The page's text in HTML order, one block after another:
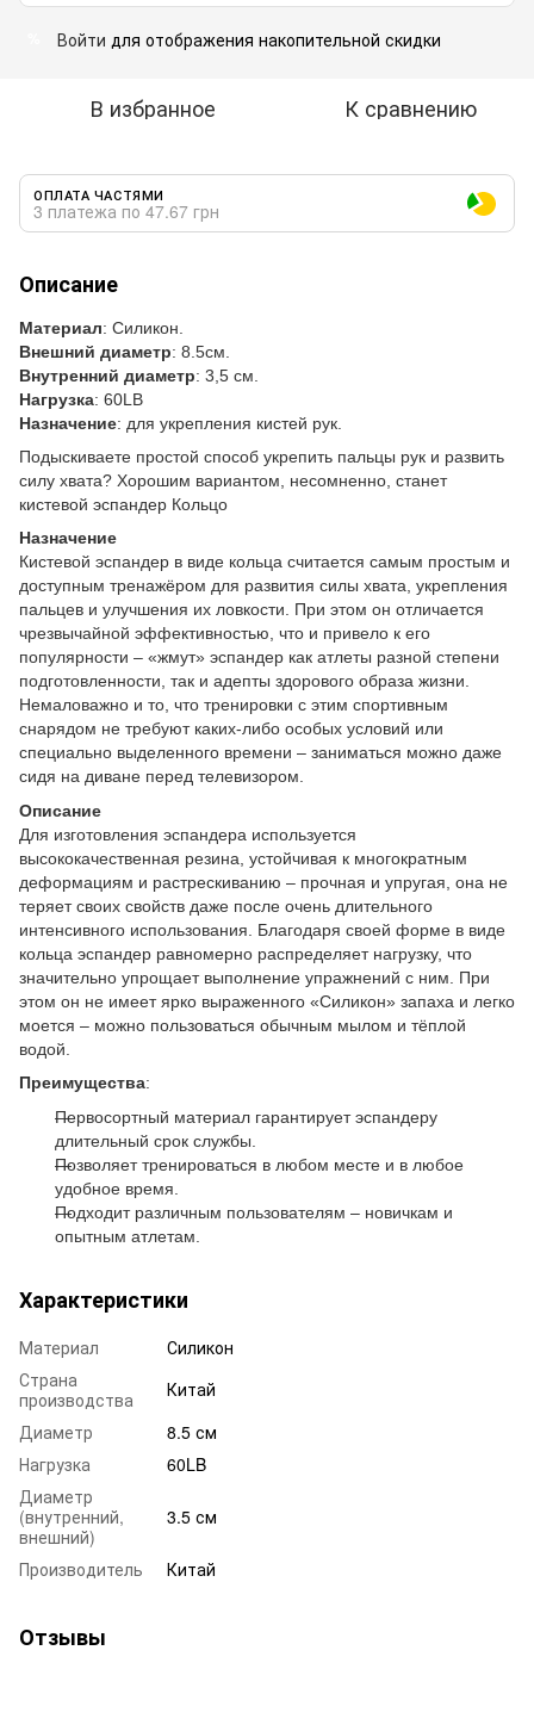
Войти для отображения накопительной скидки
В избранное К сравнению
ОПЛАТА ЧАСТЯМИ
3 платежа по 47.67 грн
Описание
Материал: Силикон.
Внешний диаметр: 8.5см.
Внутренний диаметр: 3,5 см.
Нагрузка: 60LB
Назначение: для укрепления кистей рук.
Подыскиваете простой способ укрепить пальцы рук и развить
силу хвата? Хорошим вариантом, несомненно, станет
кистевой эспандер Кольцо
Назначение
Кистевой эспандер в виде кольца считается самым простым и
доступным тренажёром для развития силы хвата, укрепления
пальцев и улучшения их ловкости. При этом он отличается
чрезвычайной эффективностью, что и привело к его
популярности – «жмут» эспандер как атлеты разной степени
подготовленности, так и адепты здорового образа жизни.
Немаловажно и то, что тренировки с этим спортивным
снарядом не требуют каких-либо особых условий или
специально выделенного времени – заниматься можно даже
сидя на диване перед телевизором.
Описание
Для изготовления эспандера используется
высококачественная резина, устойчивая к многократным
деформациям и растрескиванию – прочная и упругая, она не
теряет своих свойств даже после очень длительного
интенсивного использования. Благодаря своей форме в виде
кольца эспандер равномерно распределяет нагрузку, что
значительно упрощает выполнение упражнений с ним. При
этом он не имеет ярко выраженного «Силикон» запаха и легко
моется – можно пользоваться обычным мылом и тёплой
водой.
Преимущества:
Первосортный материал гарантирует эспандеру
длительный срок службы.
Позволяет тренироваться в любом месте и в любое
удобное время.
Подходит различным пользователям – новичкам и
опытным атлетам.
Характеристики
Материал
Силикон
Страна
производства
Китай
Диаметр
8.5 см
Нагрузка
60LB
Диаметр
(внутренний,
внешний)
3.5 см
Производитель Китай
Отзывы